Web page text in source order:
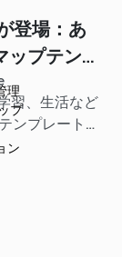
登場：あ
プテンプ
習、生活など
ンプレートが
見つけ、白紙
理
プ
ン